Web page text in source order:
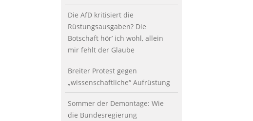
Die AfD kritisiert die
Rüstungsausgaben? Die
Botschaft hör’ ich wohl, allein
mir fehlt der Glaube
Breiter Protest gegen
„wissenschaftliche“ Aufrüstung
Sommer der Demontage: Wie
die Bundesregierung